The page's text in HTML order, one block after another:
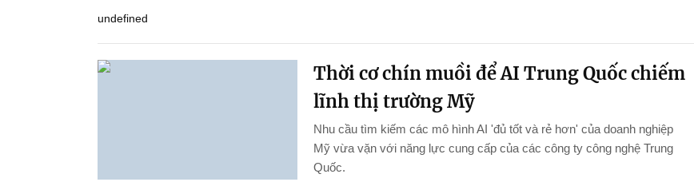
undefined
Thời cơ chín muồi để AI Trung Quốc chiếm
lĩnh thị trường Mỹ
Nhu cầu tìm kiếm các mô hình AI 'đủ tốt và rẻ hơn' của doanh nghiệp
Mỹ vừa vặn với năng lực cung cấp của các công ty công nghệ Trung
Quốc.